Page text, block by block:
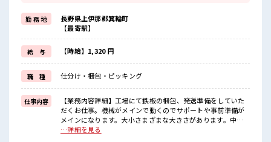
制服があるので、
毎日の服装の悩み解消♪
≪未経験OKの仕事≫
新しいことにチャレンジするのは不安だけど、
しっかり働く環境が整っています！
イチからスキルUP・ステップUP目指していきましょう！
≪自分に向いている仕事が探せる≫
困った事などがあれば、
担当がしっかりサポートします！
■職場の雰囲気
休憩室でホッと一息リフレッシュ！
職場にはロッカー完備！
勤 務 地
長野県上伊那郡箕輪町
【最寄駅】
給 与 【時給】1,320 円
職 種 仕分け・梱包・ピッキング
仕事内容
【業務内容詳細】工場にて鉄板の梱包、発送準備をしていた
だくお仕事。機械がメインで動くのでサポートや事前準備が
メインになります。大小さまざまな大きさがあります。中に
は重量物も。【取扱製品情報】鉄板を加工している企業。 ■
…詳細を見る